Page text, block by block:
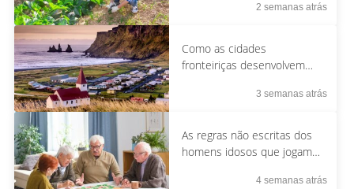
2 semanas atrás
Como as cidades
fronteiriças desenvolvem
3 semanas atrás
As regras não escritas dos
homens idosos que jogam
4 semanas atrás